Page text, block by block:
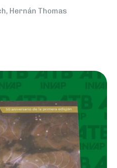
Hernán Thomas